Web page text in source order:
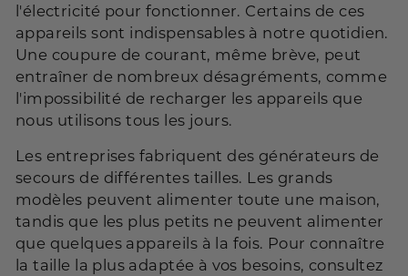
l'électricité pour fonctionner. Certains de ces
appareils sont indispensables à notre quotidien.
Une coupure de courant, même brève, peut
entraîner de nombreux désagréments, comme
l'impossibilité de recharger les appareils que
nous utilisons tous les jours.
Les entreprises fabriquent des générateurs de
secours de différentes tailles. Les grands
modèles peuvent alimenter toute une maison,
tandis que les plus petits ne peuvent alimenter
que quelques appareils à la fois. Pour connaître
la taille la plus adaptée à vos besoins, consultez